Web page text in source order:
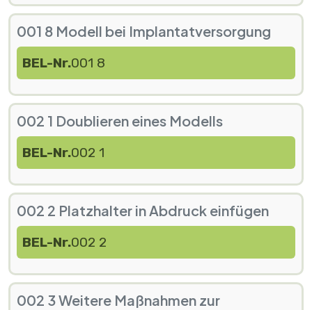
001 8 Modell bei Implantatversorgung
BEL-Nr.001 8
002 1 Doublieren eines Modells
BEL-Nr.002 1
002 2 Platzhalter in Abdruck einfügen
BEL-Nr.002 2
002 3 Weitere Maßnahmen zur